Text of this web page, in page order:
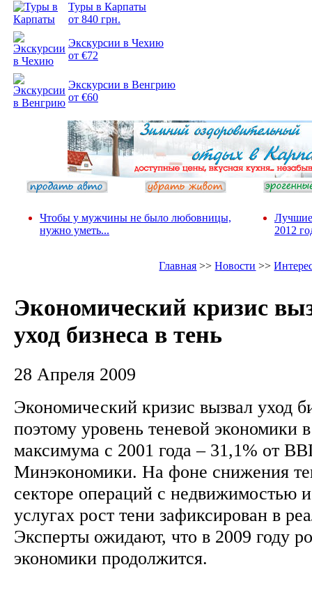
Туры в Карпаты
от 840 грн.
Экскурсии в Чехию
от €72
Экскурсии в Венгрию
от €60
Чтобы у мужчины не было любовницы,
нужно уметь...
Лучшие
2012
Главная >>Новости >>
Экономический кризис
уход бизнеса в тень
28 Апреля 2009
Экономический кризис вызвал уход
поэтому уровень теневой экономики
максимума с 2001 года – 31,1% от
Минэкономики. На фоне снижения
секторе операций с недвижимостью
услугах рост тени зафиксирован в
Эксперты ожидают, что в 2009 году
экономики продолжится.